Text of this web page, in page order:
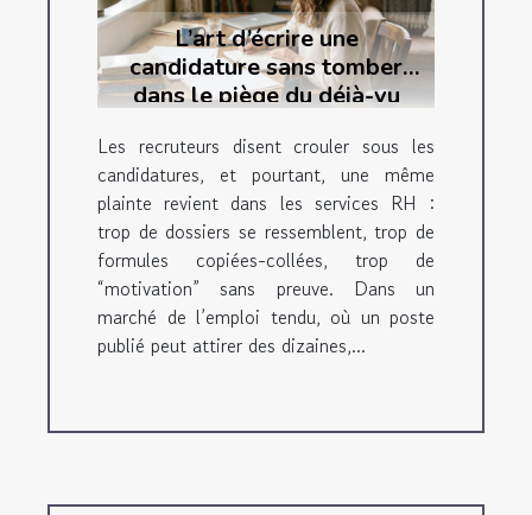
L’art d’écrire une
candidature sans tomber
dans le piège du déjà-vu
Les recruteurs disent crouler sous les
candidatures, et pourtant, une même
plainte revient dans les services RH :
trop de dossiers se ressemblent, trop de
formules copiées-collées, trop de
“motivation” sans preuve. Dans un
marché de l’emploi tendu, où un poste
publié peut attirer des dizaines,...